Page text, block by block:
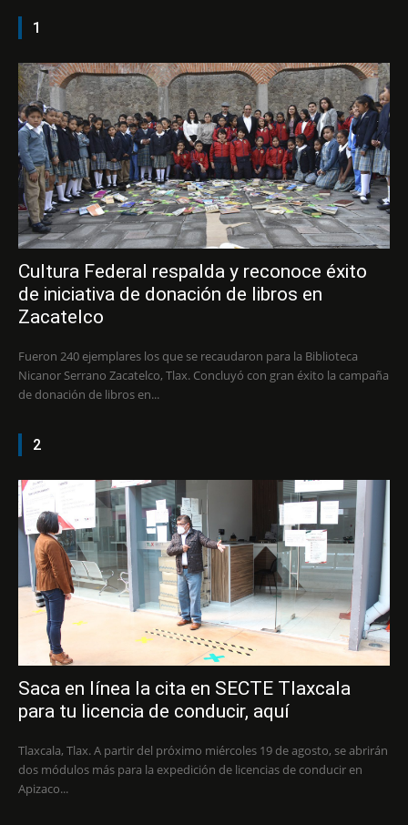
1
Cultura Federal respalda y reconoce éxito
de iniciativa de donación de libros en
Zacatelco
Fueron 240 ejemplares los que se recaudaron para la Biblioteca
Nicanor Serrano Zacatelco, Tlax. Concluyó con gran éxito la campaña
de donación de libros en...
2
Saca en línea la cita en SECTE Tlaxcala
para tu licencia de conducir, aquí
Tlaxcala, Tlax. A partir del próximo miércoles 19 de agosto, se abrirán
dos módulos más para la expedición de licencias de conducir en
Apizaco...